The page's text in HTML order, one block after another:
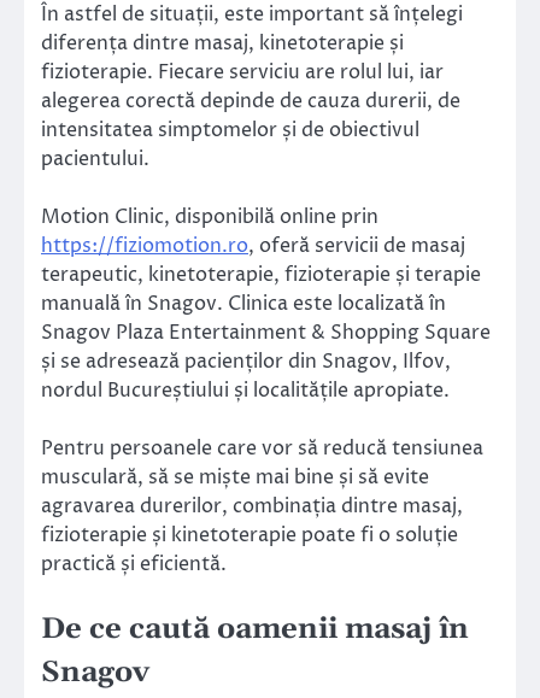
În astfel de situații, este important să înțelegi
diferența dintre masaj, kinetoterapie și
fizioterapie. Fiecare serviciu are rolul lui, iar
alegerea corectă depinde de cauza durerii, de
intensitatea simptomelor și de obiectivul
pacientului.
Motion Clinic, disponibilă online prin
https://fiziomotion.ro, oferă servicii de masaj
terapeutic, kinetoterapie, fizioterapie și terapie
manuală în Snagov. Clinica este localizată în
Snagov Plaza Entertainment & Shopping Square
și se adresează pacienților din Snagov, Ilfov,
nordul Bucureștiului și localitățile apropiate.
Pentru persoanele care vor să reducă tensiunea
musculară, să se miște mai bine și să evite
agravarea durerilor, combinația dintre masaj,
fizioterapie și kinetoterapie poate fi o soluție
practică și eficientă.
De ce caută oamenii masaj în
Snagov